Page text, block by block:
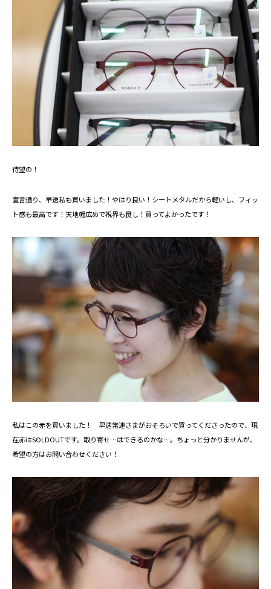
待望の！
宣言通り、早速私も買いました！やはり良い！シートメタルだから軽いし、フィッ
ト感も最高です！天地幅広めで視界も良し！買ってよかったです！
私はこの赤を買いました！ 早速常連さまがおそろいで買ってくださったので、現
在赤はSOLDOUTです。取り寄せ…はできるのかな…。ちょっと分かりませんが、
希望の方はお問い合わせください！